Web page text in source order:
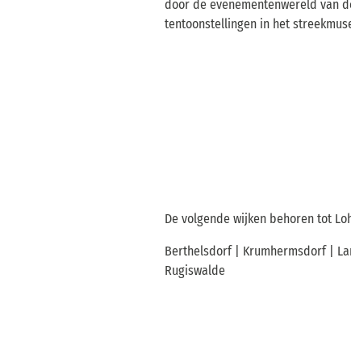
door de evenementenwereld van
tentoonstellingen in het
De volgende wijken behoren tot
Berthelsdorf | Krumhermsdorf |
Rugiswalde